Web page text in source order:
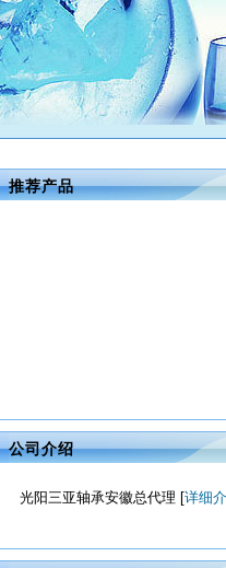
推荐产品
公司介绍
光阳三亚轴承安徽总代理 [详细